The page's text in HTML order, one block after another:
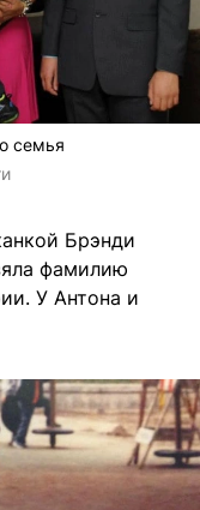
семья
Брэнди
фамилию
У Антона и